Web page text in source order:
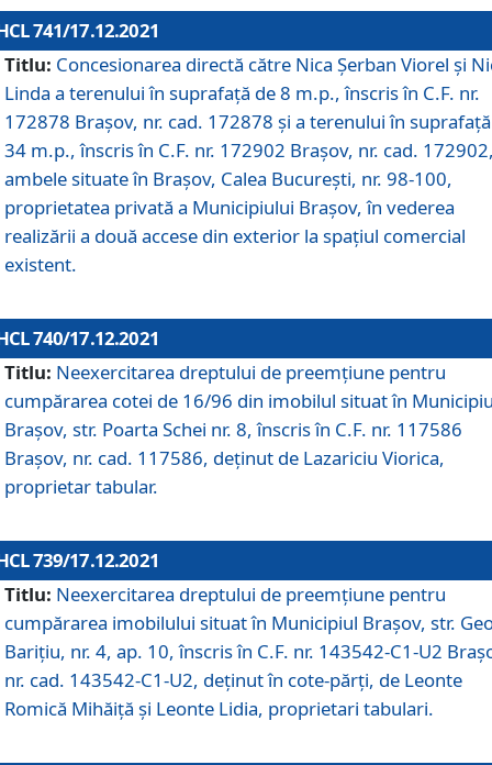
741/17.12.2021
Titlu: Concesionarea directă către Nica Șerban Viorel și
Linda a terenului în suprafață de 8 m.p., înscris în C.F. nr.
172878 Brașov, nr. cad. 172878 și a terenului în
34 m.p., înscris în C.F. nr. 172902 Brașov, nr. cad.
ambele situate în Brașov, Calea București, nr. 98-100,
proprietatea privată a Municipiului Brașov, în vederea
realizării a două accese din exterior la spațiul comercial
existent.
740/17.12.2021
Titlu: Neexercitarea dreptului de preemţiune pentru
cumpărarea cotei de 16/96 din imobilul situat în
Braşov, str. Poarta Schei nr. 8, înscris în C.F. nr. 117586
Brașov, nr. cad. 117586, deținut de Lazariciu Viorica,
proprietar tabular.
739/17.12.2021
Titlu: Neexercitarea dreptului de preemţiune pentru
cumpărarea imobilului situat în Municipiul Braşov, str.
Barițiu, nr. 4, ap. 10, înscris în C.F. nr. 143542-C1-U2
nr. cad. 143542-C1-U2, deținut în cote-părți, de Leonte
Romică Mihăiță și Leonte Lidia, proprietari tabulari.